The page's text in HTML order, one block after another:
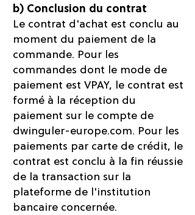
b) Conclusion du contrat
Le contrat d'achat est conclu au
moment du paiement de la
commande. Pour les
commandes dont le mode de
paiement est VPAY, le contrat est
formé à la réception du
paiement sur le compte de
dwinguler-europe.com. Pour les
paiements par carte de crédit, le
contrat est conclu à la fin réussie
de la transaction sur la
plateforme de l'institution
bancaire concernée.